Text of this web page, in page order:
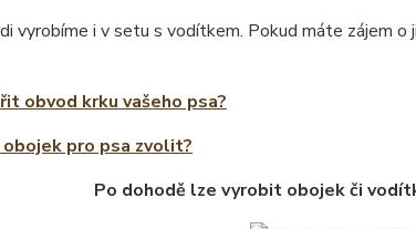
vyrobíme i v setu s vodítkem. Pokud máte zájem
obvod krku vašeho psa?
obojek pro psa zvolit?
Po dohodě lze vyrobit obojek či